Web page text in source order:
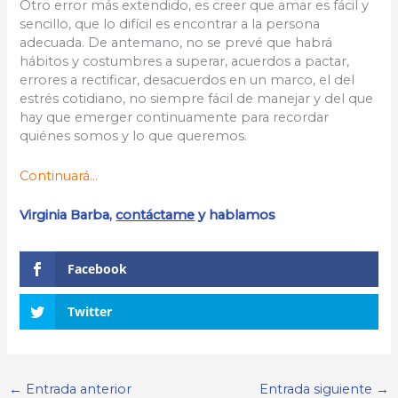
Otro error más extendido, es creer que amar es fácil y
sencillo, que lo difícil es encontrar a la persona
adecuada. De antemano, no se prevé que habrá
hábitos y costumbres a superar, acuerdos a pactar,
errores a rectificar, desacuerdos en un marco, el del
estrés cotidiano, no siempre fácil de manejar y del que
hay que emerger continuamente para recordar
quiénes somos y lo que queremos.
Continuará…
Virginia Barba,contáctame y hablamos
Facebook
Twitter
← Entrada anterior Entrada siguiente →